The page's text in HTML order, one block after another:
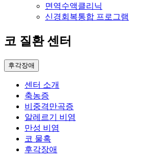
면역수액클리닉
신경회복통합 프로그램
코 질환 센터
후각장애
센터 소개
축농증
비중격만곡증
알레르기 비염
만성 비염
코 물혹
후각장애